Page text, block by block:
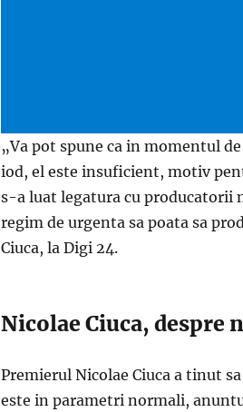
„Va pot spune ca in momentul
iod, el este insuficient, motiv
s-a luat legatura cu producatorii
regim de urgenta sa poata sa
Ciuca, la Digi 24.
Nicolae Ciuca,
Premierul Nicolae Ciuca a tinut
este in parametri normali,